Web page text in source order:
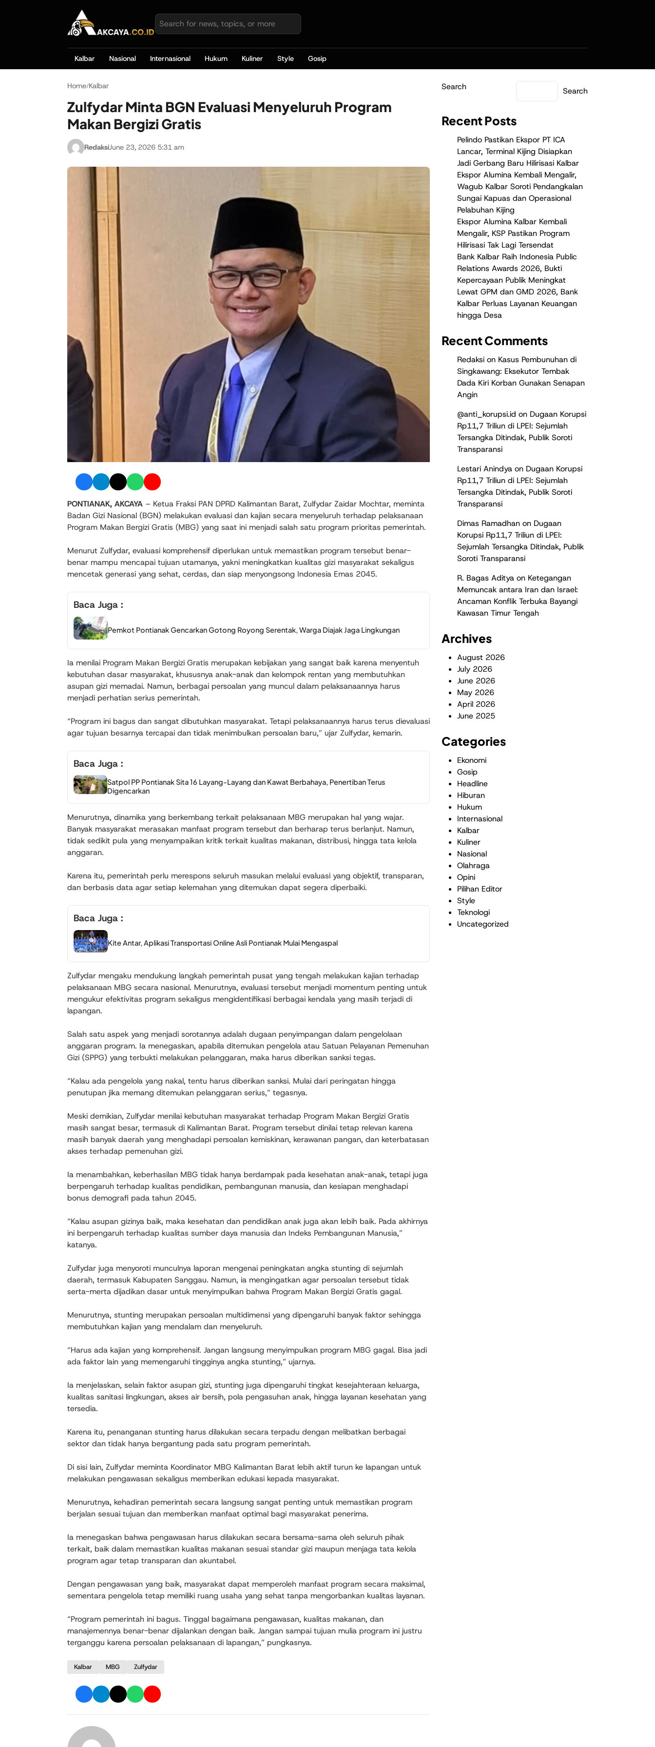
Kalbar Nasional Internasional Hukum Kuliner Style Gosip
Home/Kalbar
Zulfydar Minta BGN Evaluasi Menyeluruh Program
Makan Bergizi Gratis
RedaksiJune 23, 2026 5:31 am
PONTIANAK, AKCAYA – Ketua Fraksi PAN DPRD Kalimantan Barat, Zulfydar Zaidar Mochtar, meminta
Badan Gizi Nasional (BGN) melakukan evaluasi dan kajian secara menyeluruh terhadap pelaksanaan
Program Makan Bergizi Gratis (MBG) yang saat ini menjadi salah satu program prioritas pemerintah.
Menurut Zulfydar, evaluasi komprehensif diperlukan untuk memastikan program tersebut benar-
benar mampu mencapai tujuan utamanya, yakni meningkatkan kualitas gizi masyarakat sekaligus
mencetak generasi yang sehat, cerdas, dan siap menyongsong Indonesia Emas 2045.
Baca Juga :
Pemkot Pontianak Gencarkan Gotong Royong Serentak, Warga Diajak Jaga Lingkungan
Ia menilai Program Makan Bergizi Gratis merupakan kebijakan yang sangat baik karena menyentuh
kebutuhan dasar masyarakat, khususnya anak-anak dan kelompok rentan yang membutuhkan
asupan gizi memadai. Namun, berbagai persoalan yang muncul dalam pelaksanaannya harus
menjadi perhatian serius pemerintah.
“Program ini bagus dan sangat dibutuhkan masyarakat. Tetapi pelaksanaannya harus terus dievaluasi
agar tujuan besarnya tercapai dan tidak menimbulkan persoalan baru,” ujar Zulfydar, kemarin.
Baca Juga :
Satpol PP Pontianak Sita 16 Layang-Layang dan Kawat Berbahaya, Penertiban Terus
Digencarkan
Menurutnya, dinamika yang berkembang terkait pelaksanaan MBG merupakan hal yang wajar.
Banyak masyarakat merasakan manfaat program tersebut dan berharap terus berlanjut. Namun,
tidak sedikit pula yang menyampaikan kritik terkait kualitas makanan, distribusi, hingga tata kelola
anggaran.
Karena itu, pemerintah perlu merespons seluruh masukan melalui evaluasi yang objektif, transparan,
dan berbasis data agar setiap kelemahan yang ditemukan dapat segera diperbaiki.
Baca Juga :
Kite Antar, Aplikasi Transportasi Online Asli Pontianak Mulai Mengaspal
Zulfydar mengaku mendukung langkah pemerintah pusat yang tengah melakukan kajian terhadap
pelaksanaan MBG secara nasional. Menurutnya, evaluasi tersebut menjadi momentum penting untuk
mengukur efektivitas program sekaligus mengidentifikasi berbagai kendala yang masih terjadi di
lapangan.
Salah satu aspek yang menjadi sorotannya adalah dugaan penyimpangan dalam pengelolaan
anggaran program. Ia menegaskan, apabila ditemukan pengelola atau Satuan Pelayanan Pemenuhan
Gizi (SPPG) yang terbukti melakukan pelanggaran, maka harus diberikan sanksi tegas.
“Kalau ada pengelola yang nakal, tentu harus diberikan sanksi. Mulai dari peringatan hingga
penutupan jika memang ditemukan pelanggaran serius,” tegasnya.
Meski demikian, Zulfydar menilai kebutuhan masyarakat terhadap Program Makan Bergizi Gratis
masih sangat besar, termasuk di Kalimantan Barat. Program tersebut dinilai tetap relevan karena
masih banyak daerah yang menghadapi persoalan kemiskinan, kerawanan pangan, dan keterbatasan
akses terhadap pemenuhan gizi.
Ia menambahkan, keberhasilan MBG tidak hanya berdampak pada kesehatan anak-anak, tetapi juga
berpengaruh terhadap kualitas pendidikan, pembangunan manusia, dan kesiapan menghadapi
bonus demografi pada tahun 2045.
“Kalau asupan gizinya baik, maka kesehatan dan pendidikan anak juga akan lebih baik. Pada akhirnya
ini berpengaruh terhadap kualitas sumber daya manusia dan Indeks Pembangunan Manusia,”
katanya.
Zulfydar juga menyoroti munculnya laporan mengenai peningkatan angka stunting di sejumlah
daerah, termasuk Kabupaten Sanggau. Namun, ia mengingatkan agar persoalan tersebut tidak
serta-merta dijadikan dasar untuk menyimpulkan bahwa Program Makan Bergizi Gratis gagal.
Menurutnya, stunting merupakan persoalan multidimensi yang dipengaruhi banyak faktor sehingga
membutuhkan kajian yang mendalam dan menyeluruh.
“Harus ada kajian yang komprehensif. Jangan langsung menyimpulkan program MBG gagal. Bisa jadi
ada faktor lain yang memengaruhi tingginya angka stunting,” ujarnya.
Ia menjelaskan, selain faktor asupan gizi, stunting juga dipengaruhi tingkat kesejahteraan keluarga,
kualitas sanitasi lingkungan, akses air bersih, pola pengasuhan anak, hingga layanan kesehatan yang
tersedia.
Karena itu, penanganan stunting harus dilakukan secara terpadu dengan melibatkan berbagai
sektor dan tidak hanya bergantung pada satu program pemerintah.
Di sisi lain, Zulfydar meminta Koordinator MBG Kalimantan Barat lebih aktif turun ke lapangan untuk
melakukan pengawasan sekaligus memberikan edukasi kepada masyarakat.
Menurutnya, kehadiran pemerintah secara langsung sangat penting untuk memastikan program
berjalan sesuai tujuan dan memberikan manfaat optimal bagi masyarakat penerima.
Ia menegaskan bahwa pengawasan harus dilakukan secara bersama-sama oleh seluruh pihak
terkait, baik dalam memastikan kualitas makanan sesuai standar gizi maupun menjaga tata kelola
program agar tetap transparan dan akuntabel.
Dengan pengawasan yang baik, masyarakat dapat memperoleh manfaat program secara maksimal,
sementara pengelola tetap memiliki ruang usaha yang sehat tanpa mengorbankan kualitas layanan.
“Program pemerintah ini bagus. Tinggal bagaimana pengawasan, kualitas makanan, dan
manajemennya benar-benar dijalankan dengan baik. Jangan sampai tujuan mulia program ini justru
terganggu karena persoalan pelaksanaan di lapangan,” pungkasnya.
Kalbar MBG Zulfydar
Search Search
Recent Posts
Pelindo Pastikan Ekspor PT ICA
Lancar, Terminal Kijing Disiapkan
Jadi Gerbang Baru Hilirisasi Kalbar
Ekspor Alumina Kembali Mengalir,
Wagub Kalbar Soroti Pendangkalan
Sungai Kapuas dan Operasional
Pelabuhan Kijing
Ekspor Alumina Kalbar Kembali
Mengalir, KSP Pastikan Program
Hilirisasi Tak Lagi Tersendat
Bank Kalbar Raih Indonesia Public
Relations Awards 2026, Bukti
Kepercayaan Publik Meningkat
Lewat GPM dan GMD 2026, Bank
Kalbar Perluas Layanan Keuangan
hingga Desa
Recent Comments
Redaksi on Kasus Pembunuhan di
Singkawang: Eksekutor Tembak
Dada Kiri Korban Gunakan Senapan
Angin
@anti_korupsi.id on Dugaan Korupsi
Rp11,7 Triliun di LPEI: Sejumlah
Tersangka Ditindak, Publik Soroti
Transparansi
Lestari Anindya on Dugaan Korupsi
Rp11,7 Triliun di LPEI: Sejumlah
Tersangka Ditindak, Publik Soroti
Transparansi
Dimas Ramadhan on Dugaan
Korupsi Rp11,7 Triliun di LPEI:
Sejumlah Tersangka Ditindak, Publik
Soroti Transparansi
R. Bagas Aditya on Ketegangan
Memuncak antara Iran dan Israel:
Ancaman Konflik Terbuka Bayangi
Kawasan Timur Tengah
Archives
August 2026
July 2026
June 2026
May 2026
April 2026
June 2025
Categories
Ekonomi
Gosip
Headline
Hiburan
Hukum
Internasional
Kalbar
Kuliner
Nasional
Olahraga
Opini
Pilihan Editor
Style
Teknologi
Uncategorized